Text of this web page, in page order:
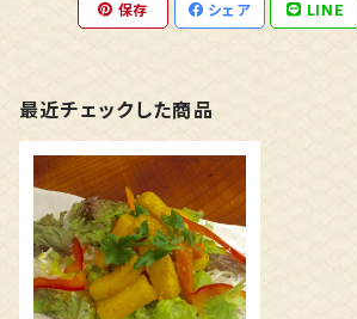
保存 シェア LINE
最近チェックした商品